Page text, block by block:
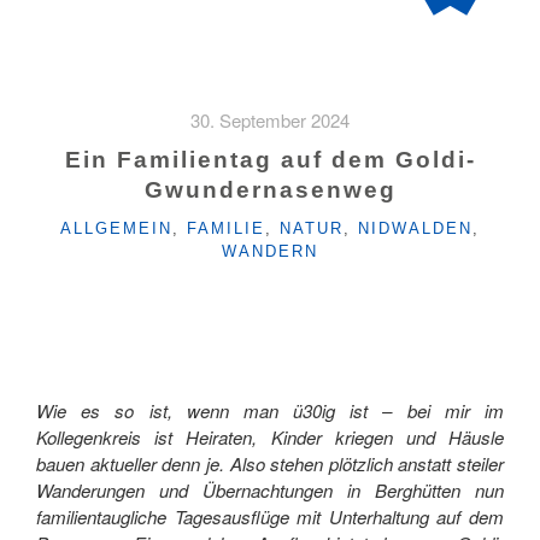
30. September 2024
Ein Familientag auf dem Goldi-
Gwundernasenweg
KATEGORIEN
ALLGEMEIN , FAMILIE , NATUR , NIDWALDEN ,
WANDERN
Wie es so ist, wenn man ü30ig ist – bei mir im
Kollegenkreis ist Heiraten, Kinder kriegen und Häusle
bauen aktueller denn je. Also stehen plötzlich anstatt steiler
Wanderungen und Übernachtungen in Berghütten nun
familientaugliche Tagesausflüge mit Unterhaltung auf dem